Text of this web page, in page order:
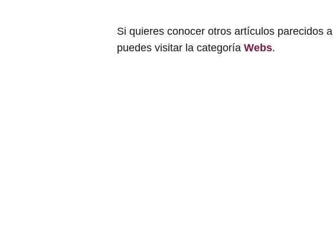
Si quieres conocer otros artículos parecidos a
puedes visitar la categoría Webs.